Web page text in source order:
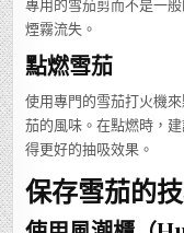
專用的雪茄剪而不是一
煙霧流失。
點燃雪茄
使用專門的雪茄打火機
茄的風味。在點燃時，
得更好的抽吸效果。
保存雪茄的